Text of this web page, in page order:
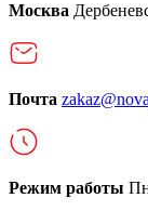
Москва
Почта
Режим работы